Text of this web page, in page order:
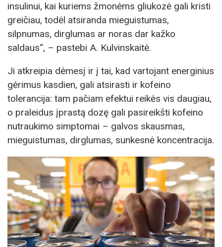
insulinui, kai kuriems žmonėms gliukozė gali kristi
greičiau, todėl atsiranda mieguistumas,
silpnumas, dirglumas ar noras dar kažko
saldaus“, – pastebi A. Kulvinskaitė.
Ji atkreipia dėmesį ir į tai, kad vartojant energinius
gėrimus kasdien, gali atsirasti ir kofeino
tolerancija: tam pačiam efektui reikės vis daugiau,
o praleidus įprastą dozę gali pasireikšti kofeino
nutraukimo simptomai – galvos skausmas,
mieguistumas, dirglumas, sunkesnė koncentracija.